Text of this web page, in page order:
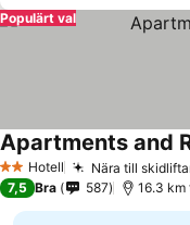
Populärt val
2 Stjärnor
Hotell Nära till
Apartments and
7,5 Bra 587 16.3 km